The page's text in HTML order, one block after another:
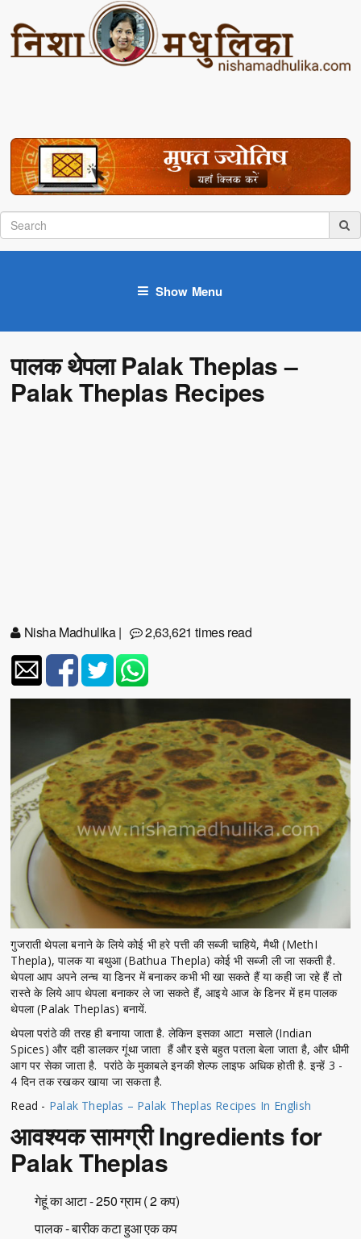
Show Menu
पालक थेपला Palak Theplas –
Palak Theplas Recipes
Nisha Madhulika| 2,63,621 times read
गुजराती थेपला बनाने के लिये कोई भी हरे पत्ती की सब्जी चाहिये, मैथी (MethI
Thepla), पालक या बथुआ (Bathua Thepla) कोई भी सब्जी ली जा सकती है.
थेपला आप अपने लन्च या डिनर में बनाकर कभी भी खा सकते हैं या कही जा रहे हैं तो
रास्ते के लिये आप थेपला बनाकर ले जा सकते हैं, आइये आज के डिनर में हम पालक
थेपला (Palak Theplas) बनायें.
थेपला परांठे की तरह ही बनाया जाता है. लेकिन इसका आटा मसाले (Indian
Spices) और दही डालकर गूंथा जाता हैं और इसे बहुत पतला बेला जाता है, और धीमी
आग पर सेका जाता है. परांठे के मुकाबले इनकी शेल्फ लाइफ अधिक होती है. इन्हें 3 -
4 दिन तक रखकर खाया जा सकता है.
Read - Palak Theplas – Palak Theplas Recipes In English
आवश्यक सामग्री Ingredients for
Palak Theplas
गेहूं का आटा - 250 ग्राम ( 2 कप)
पालक - बारीक कटा हुआ एक कप